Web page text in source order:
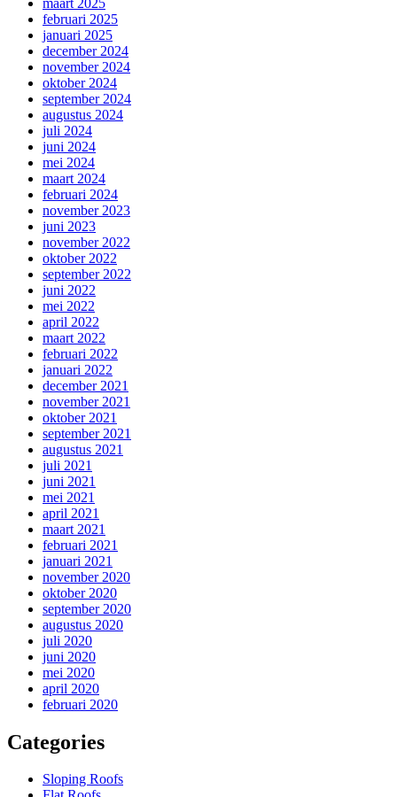
februari 2025
januari 2025
december 2024
november 2024
oktober 2024
september 2024
augustus 2024
juli 2024
juni 2024
mei 2024
maart 2024
februari 2024
november 2023
juni 2023
november 2022
oktober 2022
september 2022
juni 2022
mei 2022
april 2022
maart 2022
februari 2022
januari 2022
december 2021
november 2021
oktober 2021
september 2021
augustus 2021
juli 2021
juni 2021
mei 2021
april 2021
maart 2021
februari 2021
januari 2021
november 2020
oktober 2020
september 2020
augustus 2020
juli 2020
juni 2020
mei 2020
april 2020
februari 2020
Categories
Sloping Roofs